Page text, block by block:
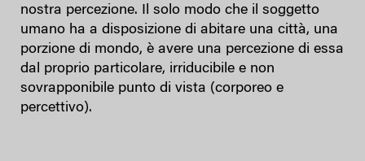
nostra percezione. Il solo modo che il soggetto
umano ha a disposizione di abitare una città, una
porzione di mondo, è avere una percezione di essa
dal proprio particolare, irriducibile e non
sovrapponibile punto di vista (corporeo e
percettivo).